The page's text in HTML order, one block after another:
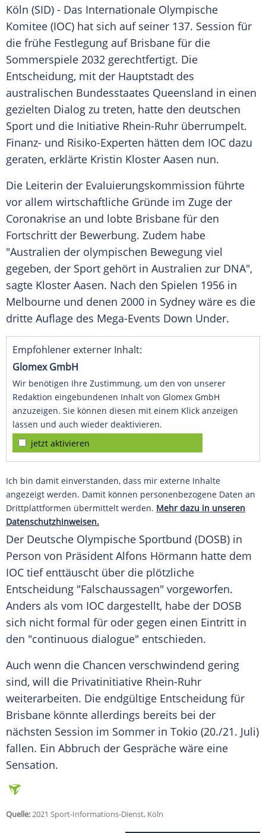
Köln (SID) - Das Internationale Olympische
Komitee (IOC) hat sich auf seiner 137. Session für
die frühe Festlegung auf Brisbane für die
Sommerspiele 2032 gerechtfertigt. Die
Entscheidung, mit der Hauptstadt des
australischen Bundesstaates Queensland in einen
gezielten Dialog zu treten, hatte den deutschen
Sport und die Initiative Rhein-Ruhr überrumpelt.
Finanz- und Risiko-Experten hätten dem IOC dazu
geraten, erklärte Kristin Kloster Aasen nun.
Die Leiterin der Evaluierungskommission führte
vor allem wirtschaftliche Gründe im Zuge der
Coronakrise an und lobte Brisbane für den
Fortschritt der Bewerbung. Zudem habe
"Australien der olympischen Bewegung viel
gegeben, der Sport gehört in Australien zur DNA",
sagte Kloster Aasen. Nach den Spielen 1956 in
Melbourne und denen 2000 in Sydney wäre es die
dritte Auflage des Mega-Events Down Under.
Empfohlener externer Inhalt:
Glomex GmbH
Wir benötigen Ihre Zustimmung, um den von unserer
Redaktion eingebundenen Inhalt von Glomex GmbH
anzuzeigen. Sie können diesen mit einem Klick anzeigen
lassen und auch wieder deaktivieren.
jetzt aktivieren
Ich bin damit einverstanden, dass mir externe Inhalte
angezeigt werden. Damit können personenbezogene Daten an
Drittplattformen übermittelt werden. Mehr dazu in unseren
Datenschutzhinweisen.
Der Deutsche Olympische Sportbund (DOSB) in
Person von Präsident Alfons Hörmann hatte dem
IOC tief enttäuscht über die plötzliche
Entscheidung "Falschaussagen" vorgeworfen.
Anders als vom IOC dargestellt, habe der DOSB
sich nicht formal für oder gegen einen Eintritt in
den "continuous dialogue" entschieden.
Auch wenn die Chancen verschwindend gering
sind, will die Privatinitiative Rhein-Ruhr
weiterarbeiten. Die endgültige Entscheidung für
Brisbane könnte allerdings bereits bei der
nächsten Session im Sommer in Tokio (20./21. Juli)
fallen. Ein Abbruch der Gespräche wäre eine
Sensation.
Quelle:2021 Sport-Informations-Dienst, Köln